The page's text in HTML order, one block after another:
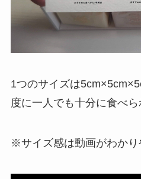
1つのサイズは
度に一人でも十分に食べら
※サイズ感は動画がわかり